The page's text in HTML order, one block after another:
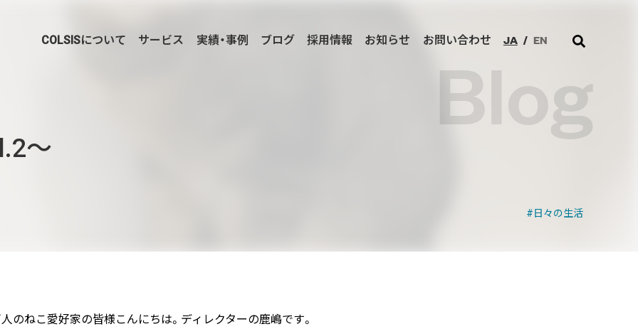
企業様に合わせたCMS Platformを提供することでビジネスを加速させます。
COLSISについて サービス 実績・事例 ブログ 採用情報 お知らせ お問い合わせ JA / EN
Blog
〜
日々の生活
のねこ愛好家の皆様こんにちは。ディレクターの鹿嶋です。